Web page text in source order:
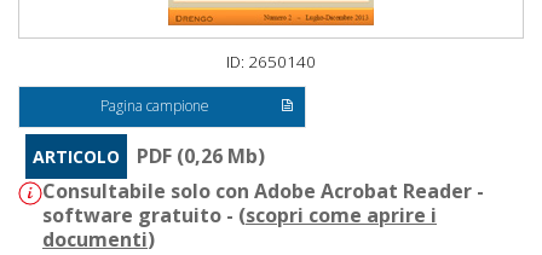
ID: 2650140
Pagina campione
ARTICOLO
PDF (0,26 Mb)
Consultabile solo con Adobe Acrobat Reader -
software gratuito - (scopri come aprire i
documenti)